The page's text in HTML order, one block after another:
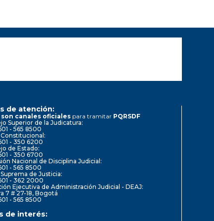
de atención:
son canales oficiales para tramitar PQRSDF
Superior de la Judicatura:
- 565 8500
- 350 6200
de Estado:
- 350 6700
Nacional de Disciplina Judicial:
- 565 8500
de Justicia:
- 362 2000
Ejecutiva de Administración Judicial - DEAJ:
7 # 27-18, Bogotá
- 565 8500
de interés: